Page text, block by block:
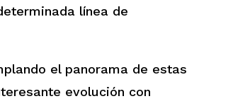
línea de
el panorama de estas
evolución con